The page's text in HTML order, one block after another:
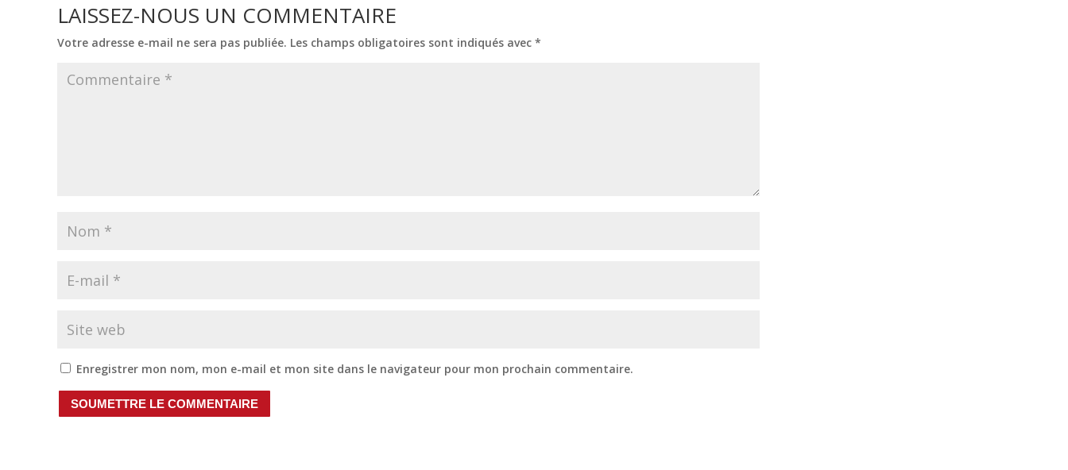
LAISSEZ-NOUS UN COMMENTAIRE
Votre adresse e-mail ne sera pas publiée. Les champs obligatoires sont indiqués avec *
Enregistrer mon nom, mon e-mail et mon site dans le navigateur pour mon prochain commentaire.
SOUMETTRE LE COMMENTAIRE